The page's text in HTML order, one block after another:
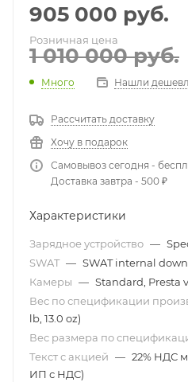
905 000 руб.
Розничная цена
1 010 000руб.
Много Нашли
Рассчитать доставку
Хочу в подарок
Самовывоз сегодня -
Доставка завтра - 500 ₽
Характеристики
Зарядное устройство —
SWAT — SWAT internal
Камеры — Standard, Presta
Вес по спецификации
lb, 13.0 oz)
Вес размера по
Текст с акцией — 22% НДС
ИП с НДС)